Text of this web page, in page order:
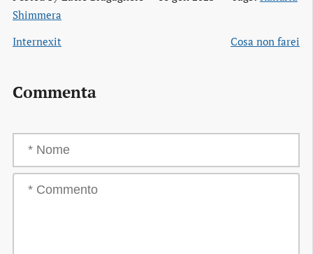
Shimmera
Internexit
Cosa non farei
Commenta